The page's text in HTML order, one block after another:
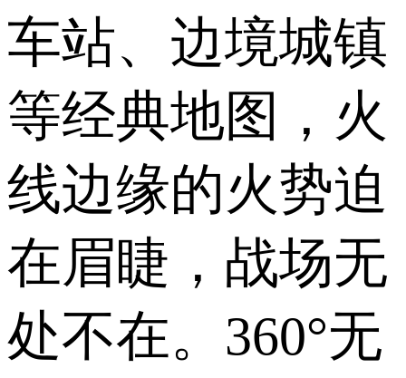
车站、边境城镇
等经典地图，火
线边缘的火势迫
在眉睫，战场无
处不在。360°无